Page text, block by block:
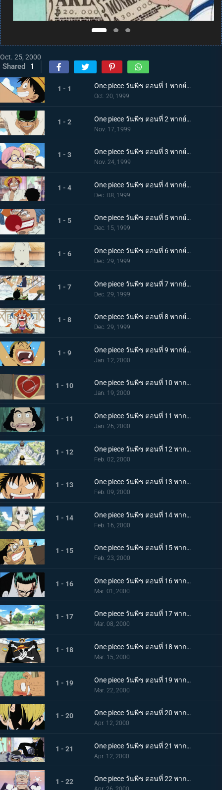
Oct. 25, 2000
Shared 1
1 - 1 One piece วันพีช ตอนที่ 1 พากย์ไทย ฉันคือลูฟี่! ชายที่จะเป็นราชาโจรสลัด!
Oct. 20, 1999
1 - 2 One piece วันพีช ตอนที่ 2 พากย์ไทย ยอดนักดาบปรากฏกาย นักล่าโจรสลัด โรโรโนอา โซโล
Nov. 17, 1999
1 - 3 One piece วันพีช ตอนที่ 3 พากย์ไทย มอร์แกน ปะทะ ลูฟี่! สาวลึกลับคนนั้นเป็นใครกัน
Nov. 24, 1999
1 - 4 One piece วันพีช ตอนที่ 4 พากย์ไทย อดีตของลูฟี่ แชงคูส ผมแดงปรากฏตัว!
Dec. 08, 1999
1 - 5 One piece วันพีช ตอนที่ 5 พากย์ไทย พลังพิศวงของโจรสลัดตัวตลก กัปตันบากี้!
Dec. 15, 1999
1 - 6 One piece วันพีช ตอนที่ 6 พากย์ไทย สถานการณ์คับขัน นักฝึกสัตว์ป่าโมจี้ ปะทะ ลูฟี่
Dec. 29, 1999
1 - 7 One piece วันพีช ตอนที่ 7 พากย์ไทย การดวลอันดุเดือด นักดาบโซโล ปะทะ นักกายกรรมคาบาจิ
Dec. 29, 1999
1 - 8 One piece วันพีช ตอนที่ 8 พากย์ไทย ใครจะเป็นผู้ชนะ การปะทะกันของพลังแห่งผลปีศาจ!
Dec. 29, 1999
1 - 9 One piece วันพีช ตอนที่ 9 พากย์ไทย จอมโกหกผู้เที่ยงธรรม กัปตันอุซป
Jan. 12, 2000
1 - 10 One piece วันพีช ตอนที่ 10 พากย์ไทย คนประหลาดที่แข็งแกร่งที่สุด จังโก้ นักสะกดจิต!
Jan. 19, 2000
1 - 11 One piece วันพีช ตอนที่ 11 พากย์ไทย แผนลับถูกเปิดเผย พ่อบ้านโจรสลัด กัปตันคุโระ!
Jan. 26, 2000
1 - 12 One piece วันพีช ตอนที่ 12 พากย์ไทย กลุ่มโจรสลัดแมวดำบุก การต่อสู้บนพื้นลาด
Feb. 02, 2000
1 - 13 One piece วันพีช ตอนที่ 13 พากย์ไทย คู่พี่น้องสุดน่ากลัว! พี่น้องเนียบัน ปะทะ โซโล
Feb. 09, 2000
1 - 14 One piece วันพีช ตอนที่ 14 พากย์ไทย ลูฟี่คืนสติ! คุณหนูคายะยอมเสี่ยงตาย
Feb. 16, 2000
1 - 15 One piece วันพีช ตอนที่ 15 พากย์ไทย จัดการคุโระซะ! การตัดสินใจทั้งน้ำตาของอุซป
Feb. 23, 2000
1 - 16 One piece วันพีช ตอนที่ 16 พากย์ไทย ปกป้องคายะให้ได้! วีรกรรมครั้งใหญ่ของกลุ่มโจรสลัดอุซป
Mar. 01, 2000
1 - 17 One piece วันพีช ตอนที่ 17 พากย์ไทย ระเบิดความโกรธ! ศึกตัดสิน คุโระปะทะลูฟี่
Mar. 08, 2000
1 - 18 One piece วันพีช ตอนที่ 18 พากย์ไทย นายคือสัตว์ประหลาด! ไกม่อนกับผองเพื่อนตัวประหลาด
Mar. 15, 2000
1 - 19 One piece วันพีช ตอนที่ 19 พากย์ไทย อดีตของดาบ 3 เล่ม! คำสาบานระหว่างโซโลกับคุอินะ
Mar. 22, 2000
1 - 20 One piece วันพีช ตอนที่ 20 พากย์ไทย สุดยอดกุ๊ก! ซันจิแห่งภัตตาคารลอยทะเล
Apr. 12, 2000
1 - 21 One piece วันพีช ตอนที่ 21 พากย์ไทย แขกที่ไม่ได้รับเชิญ! อาหารของซันจิ และความเมตตาแด่กิง
Apr. 12, 2000
1 - 22 One piece วันพีช ตอนที่ 22 พากย์ไทย กลุ่มโจรสลัดที่แข็งแกร่งที่สุด กัปตันดอนครีก